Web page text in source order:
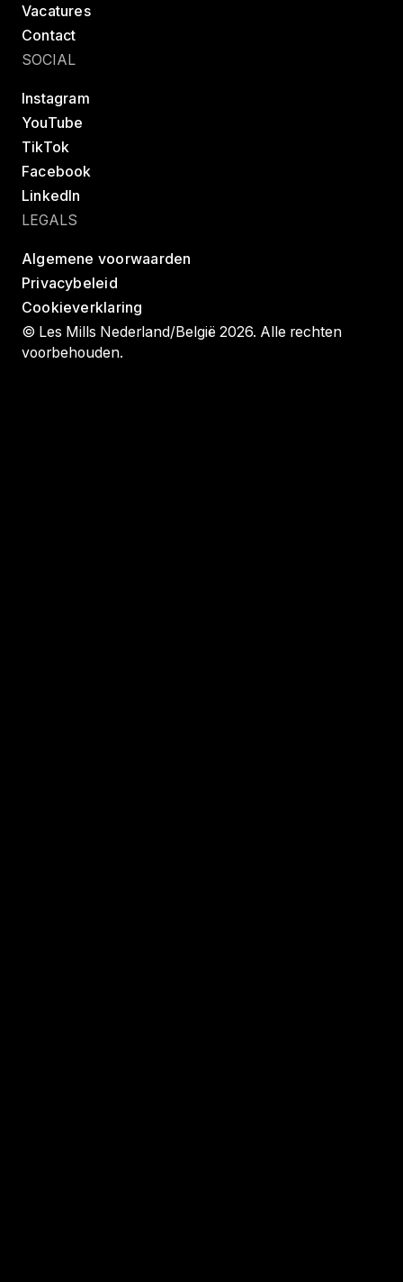
Vacatures
Contact
SOCIAL
Instagram
YouTube
TikTok
Facebook
LinkedIn
LEGALS
Algemene voorwaarden
Privacybeleid
Cookieverklaring
© Les Mills Nederland/België 2026. Alle rechten
voorbehouden.